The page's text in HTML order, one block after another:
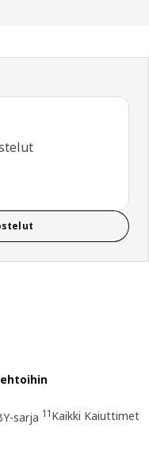
yhteensä: 21
sarja 11Kaikki Kaiuttimet